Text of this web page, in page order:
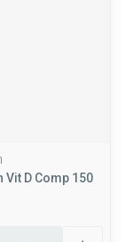
Vit D Comp 150